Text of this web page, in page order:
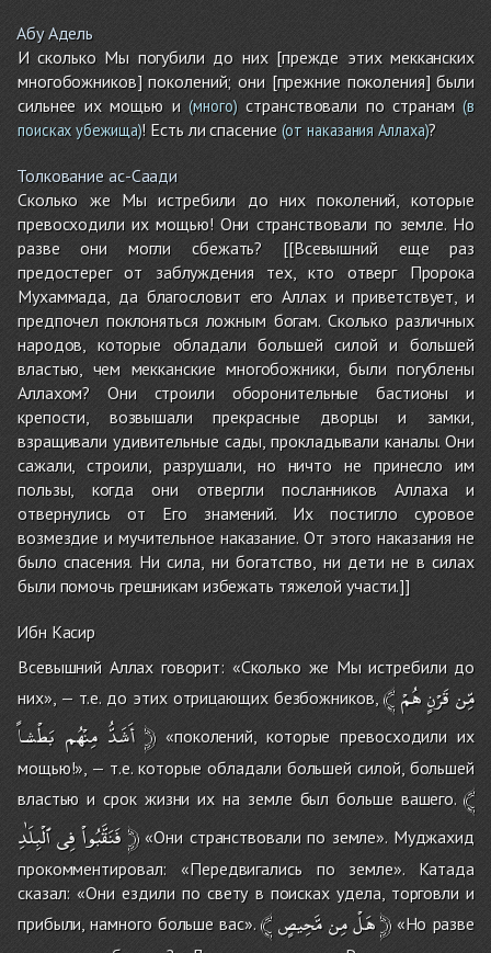
Абу Адель
И сколько Мы погубили до них [прежде этих мекканских
многобожников] поколений; они [прежние поколения] были
сильнее их мощью и(много)странствовали по странам(в
поисках убежища)! Есть ли спасение(от наказания Аллаха)?
Толкование ас-Саади
Сколько же Мы истребили до них поколений, которые
превосходили их мощью! Они странствовали по земле. Но
разве они могли сбежать? [[Всевышний еще раз
предостерег от заблуждения тех, кто отверг Пророка
Мухаммада, да благословит его Аллах и приветствует, и
предпочел поклоняться ложным богам. Сколько различных
народов, которые обладали большей силой и большей
властью, чем мекканские многобожники, были погублены
Аллахом? Они строили оборонительные бастионы и
крепости, возвышали прекрасные дворцы и замки,
взращивали удивительные сады, прокладывали каналы. Они
сажали, строили, разрушали, но ничто не принесло им
пользы, когда они отвергли посланников Аллаха и
отвернулись от Его знамений. Их постигло суровое
возмездие и мучительное наказание. От этого наказания не
было спасения. Ни сила, ни богатство, ни дети не в силах
были помочь грешникам избежать тяжелой участи.]]
Ибн Касир
Всевышний Аллах говорит: «Сколько же Мы истребили до
них», — т.е. до этих отрицающих безбожников, ﴾ مِّنقَرْنٍهُمْ
أَشَدُّ مِنْهُم بَطْشاً ﴿«поколений, которые превосходили их
мощью!», — т.е. которые обладали большей силой, большей
властью и срок жизни их на земле был больше вашего.﴾
فَنَقَّبُواْفِىٱلْبِلَٰدِ ﴿«Они странствовали по земле». Муджахид
прокомментировал: «Передвигались по земле». Катада
сказал: «Они ездили по свету в поисках удела, торговли и
прибыли, намного больше вас». ﴾ هَلْمِنمَّحِيصٍ ﴿«Но разве